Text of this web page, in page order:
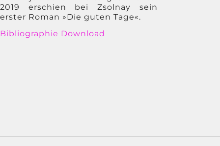
2019 erschien bei Zsolnay sein
erster Roman »Die guten Tage«.
Bibliographie Download